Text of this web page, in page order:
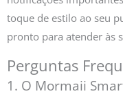
toque de estilo ao seu
pronto para atender às
Perguntas
1. O Mormaii